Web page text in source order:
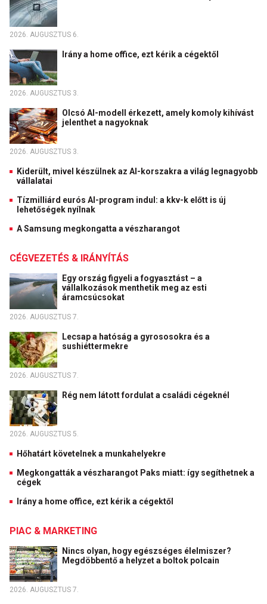
2026. AUGUSZTUS 6.
Irány a home office, ezt kérik a cégektől
2026. AUGUSZTUS 3.
Olcsó AI-modell érkezett, amely komoly kihívást
jelenthet a nagyoknak
2026. AUGUSZTUS 3.
Kiderült, mivel készülnek az AI-korszakra a világ legnagyobb
vállalatai
Tízmilliárd eurós AI-program indul: a kkv-k előtt is új
lehetőségek nyílnak
A Samsung megkongatta a vészharangot
CÉGVEZETÉS & IRÁNYÍTÁS
Egy ország figyeli a fogyasztást – a
vállalkozások menthetik meg az esti
áramcsúcsokat
2026. AUGUSZTUS 7.
Lecsap a hatóság a gyrososokra és a
sushiéttermekre
2026. AUGUSZTUS 7.
Rég nem látott fordulat a családi cégeknél
2026. AUGUSZTUS 5.
Hőhatárt követelnek a munkahelyekre
Megkongatták a vészharangot Paks miatt: így segíthetnek a
cégek
Irány a home office, ezt kérik a cégektől
PIAC & MARKETING
Nincs olyan, hogy egészséges élelmiszer?
Megdöbbentő a helyzet a boltok polcain
2026. AUGUSZTUS 7.